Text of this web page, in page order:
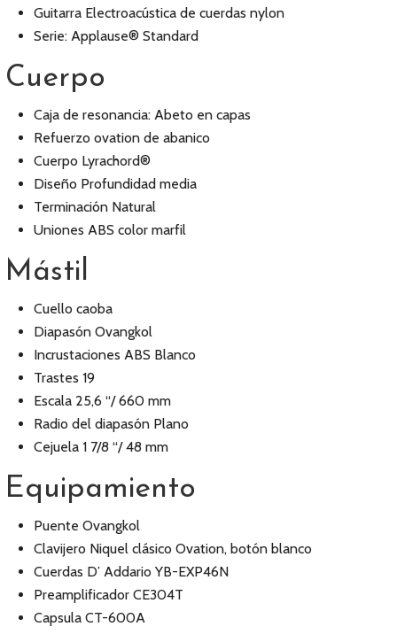
Guitarra Electroacústica de cuerdas nylon
Serie: Applause® Standard
Cuerpo
Caja de resonancia: Abeto en capas
Refuerzo ovation de abanico
Cuerpo Lyrachord®
Diseño Profundidad media
Terminación Natural
Uniones ABS color marfil
Mástil
Cuello caoba
Diapasón Ovangkol
Incrustaciones ABS Blanco
Trastes 19
Escala 25,6 “/ 660 mm
Radio del diapasón Plano
Cejuela 1 7/8 “/ 48 mm
Equipamiento
Puente Ovangkol
Clavijero Niquel clásico Ovation, botón blanco
Cuerdas D’ Addario YB-EXP46N
Preamplificador CE304T
Capsula CT-600A